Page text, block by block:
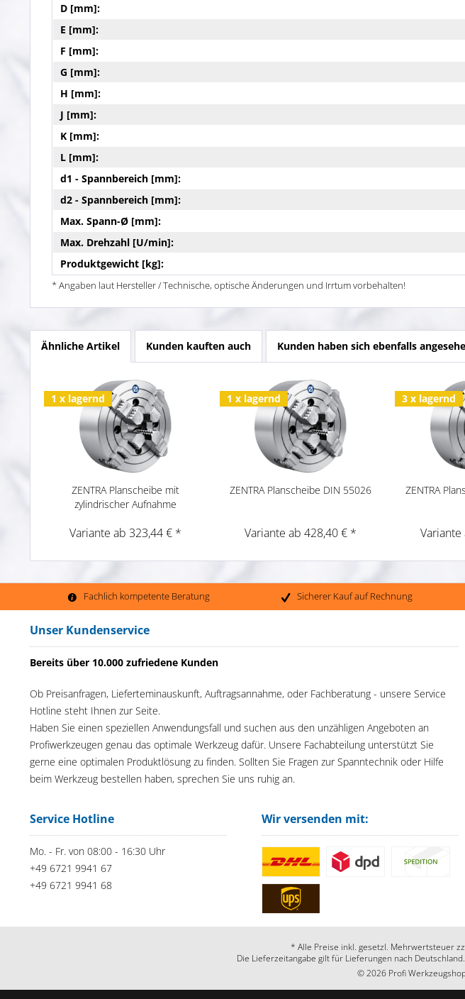
D [mm]:
E [mm]:
F [mm]:
G [mm]:
H [mm]:
J [mm]:
K [mm]:
L [mm]:
d1 - Spannbereich [mm]:
d2 - Spannbereich [mm]:
Max. Spann-Ø [mm]:
Max. Drehzahl [U/min]:
Produktgewicht [kg]:
* Angaben laut Hersteller / Technische, optische Änderungen und Irrtum vorbehalten!
Ähnliche Artikel Kunden kauften auch Kunden haben sich ebenfalls
1 x lagernd
ZENTRA Planscheibe mit
zylindrischer Aufnahme
Variante ab 323,44 € *
1 x lagernd
ZENTRA Planscheibe DIN 55026
Variante ab 428,40 € *
3 x lagernd
ZENTRA
Fachlich kompetente Beratung Sicherer Kauf auf Rechnung
Unser Kundenservice
Bereits über 10.000 zufriedene Kunden
Ob Preisanfragen, Lieferteminauskunft, Auftragsannahme, oder Fachberatung - unsere Service
Hotline steht Ihnen zur Seite.
Haben Sie einen speziellen Anwendungsfall und suchen aus den unzähligen Angeboten an
Profiwerkzeugen genau das optimale Werkzeug dafür. Unsere Fachabteilung unterstützt Sie
gerne eine optimalen Produktlösung zu finden. Sollten Sie Fragen zur Spanntechnik oder Hilfe
beim Werkzeug bestellen haben, sprechen Sie uns ruhig an.
Service Hotline
Mo. - Fr. von 08:00 - 16:30 Uhr
+49 6721 9941 67
+49 6721 9941 68
Wir versenden mit:
* Alle Preise inkl. gesetzl. Mehrwertsteuer
Die Lieferzeitangabe gilt für Lieferungen nach
© 2026 Profi